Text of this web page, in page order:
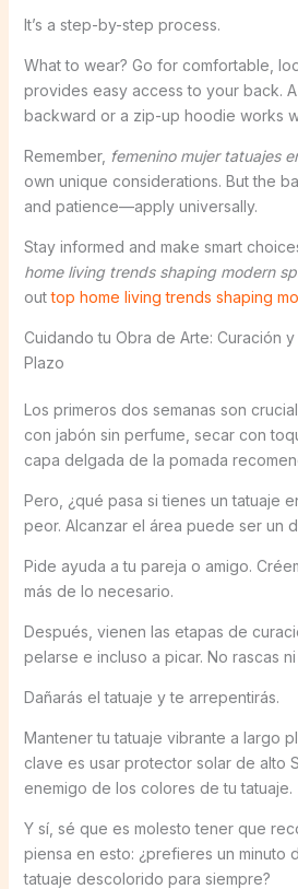
It’s a step-by-step process.
What to wear? Go for comfortable,
provides easy access to your back.
backward or a zip-up hoodie works
Remember, femenino mujer tatuajes
own unique considerations. But the
and patience—apply universally.
Stay informed and make smart
home living trends shaping modern
outtop home living trends shaping
Cuidando tu Obra de Arte: Curación
Plazo
Los primeros dos semanas son
con jabón sin perfume, secar con
capa delgada de la pomada
Pero, ¿qué pasa si tienes un tatuaje
peor. Alcanzar el área puede ser un
Pide ayuda a tu pareja o amigo.
más de lo necesario.
Después, vienen las etapas de
pelarse e incluso a picar. No rascas
Dañarás el tatuaje y te arrepentirás.
Mantener tu tatuaje vibrante a largo
clave es usar protector solar de alto
enemigo de los colores de tu tatuaje.
Y sí, sé que es molesto tener que
piensa en esto: ¿prefieres un minuto
tatuaje descolorido para siempre?